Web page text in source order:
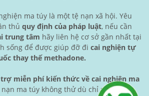
ma túy là một tệ nạn xã hội. Yêu
thủ quy định của pháp luật, nếu cần
trung tâm hãy liên hệ cơ sở gần nhất tại
sống để được giúp đỡ đi cai nghiện tự
thay thế methadone.
miễn phí kiến thức về cai nghiện ma
ma túy không thử dù chỉ một lần.